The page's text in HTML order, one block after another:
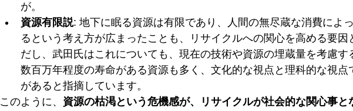
が。
資源有限説: 地下に眠る資源は有限であり、人間の無尽蔵な消費によ
るという考え方が広まったことも、リサイクルへの関心を高める要因
だし、武田氏はこれについても、現在の技術や資源の埋蔵量を考慮す
数百万年程度の寿命がある資源も多く、文化的な視点と理科的な視点
があると指摘しています。
このように、 資源の枯渇という危機感が、リサイクルが社会的な関心事と